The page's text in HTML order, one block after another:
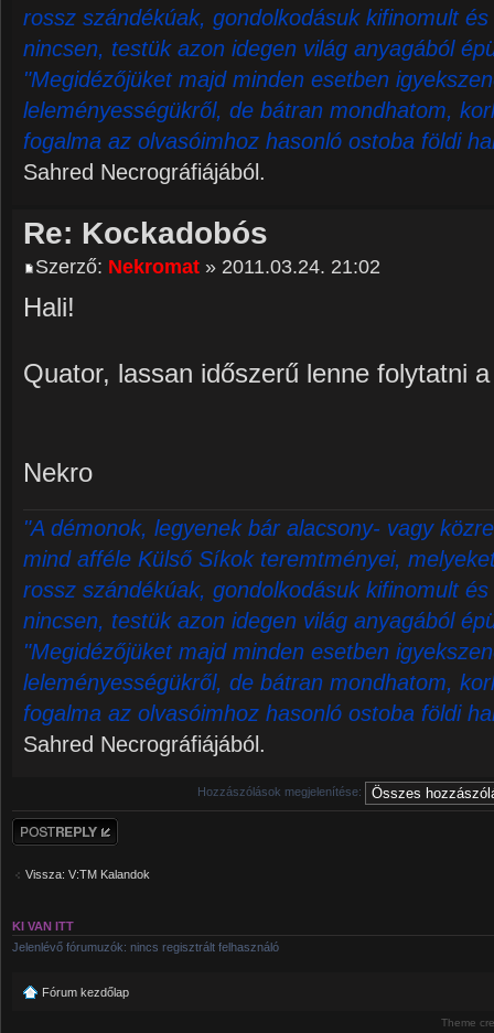
rossz szándékúak, gondolkodásuk kifinomult
nincsen, testük azon idegen világ anyagából
"Megidézőjüket majd minden esetben
leleményességükről, de bátran mondhatom,
fogalma az olvasóimhoz hasonló ostoba földi
Sahred Necrográfiájából.
Re: Kockadobós
Szerző: Nekromat » 2011.03.24. 21:02
Hali!
Quator, lassan időszerű lenne folytatni
Nekro
"A démonok, legyenek bár alacsony- vagy
mind afféle Külső Síkok teremtményei,
rossz szándékúak, gondolkodásuk kifinomult
nincsen, testük azon idegen világ anyagából
"Megidézőjüket majd minden esetben
leleményességükről, de bátran mondhatom,
fogalma az olvasóimhoz hasonló ostoba földi
Sahred Necrográfiájából.
Hozzászólások megjelenítése:
Hozzászólás
küldése
Vissza: V:TM Kalandok
KI VAN ITT
Jelenlévő fórumuzók: nincs regisztrált felhasználó
Fórum kezdőlap
Theme